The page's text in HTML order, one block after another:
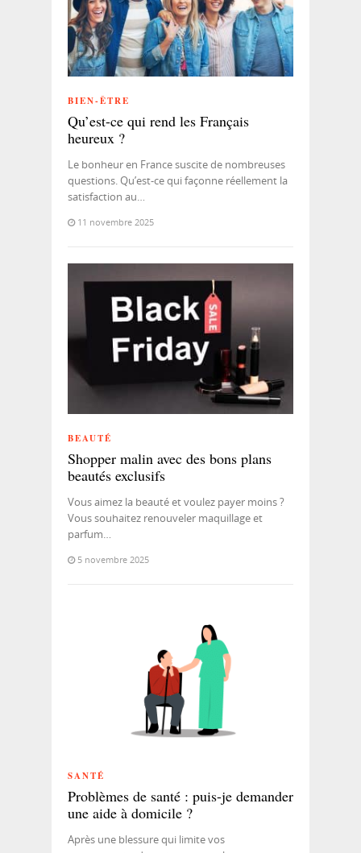
BIEN-ÊTRE
​Qu’est-ce qui rend les Français
heureux ?
Le bonheur en France suscite de nombreuses
questions. Qu’est-ce qui façonne réellement la
satisfaction au…
11 novembre 2025
BEAUTÉ
Shopper malin avec des bons plans
beautés exclusifs
Vous aimez la beauté et voulez payer moins ?
Vous souhaitez renouveler maquillage et
parfum…
5 novembre 2025
SANTÉ
Problèmes de santé : puis-je demander
une aide à domicile ?
Après une blessure qui limite vos